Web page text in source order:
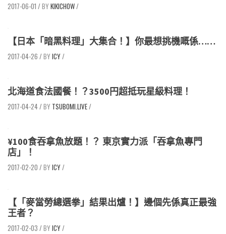
2017-06-01 / KIKICHOW/
【日本「暗黑料理」大集合！】你最想挑機嘅係……
2017-04-26 / ICY/
北海道食法國餐！？3500円超抵玩星級料理！
2017-04-24/ TSUBOMI.LIVE/
¥100食吞拿魚放題！？ 東京實力派「吞拿魚專門
店」！
2017-02-20 / ICY/
【「麥當勞總選拳」結果出爐！】邊個先係真正最強
王者？
2017-02-03 / ICY/